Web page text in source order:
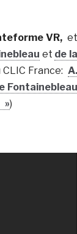
VR, et
et de la
France: A.
Fontainebleau
»)